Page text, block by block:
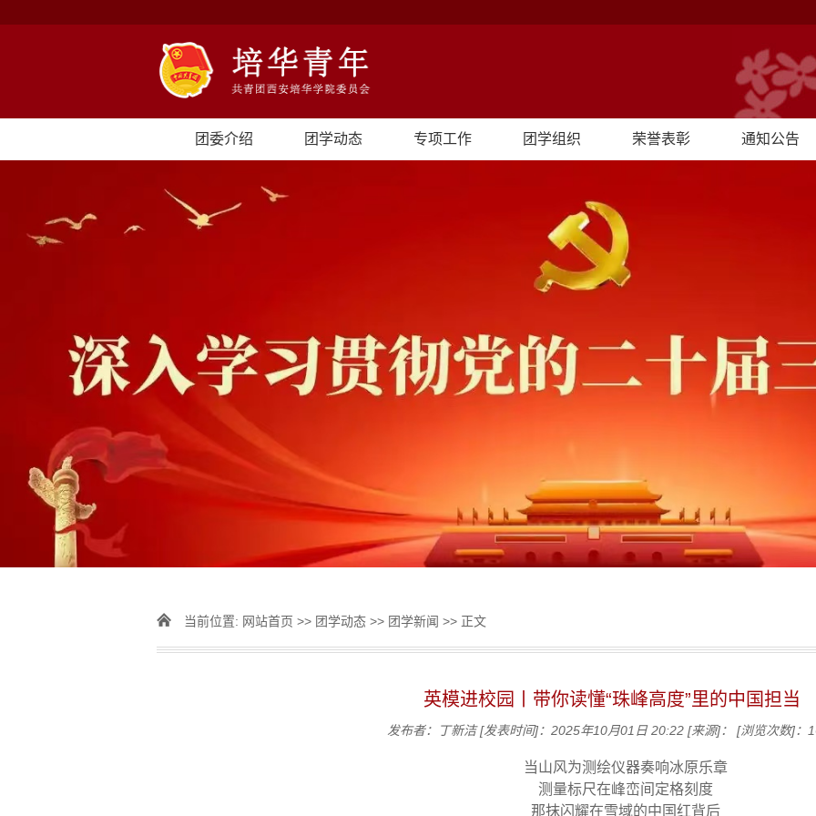
团委介绍 团学动态 专项工作 团学组织 荣誉表彰 通知公告
当前位置: 网站首页 >> 团学动态 >> 团学新闻 >> 正文
英模进校园丨带你读懂“珠峰高度”里的中国担当
发布者：丁新洁 [发表时间]：2025年10月01日 20:22 [来源]： [浏览次数]：
当山风为测绘仪器奏响冰原乐章
测量标尺在峰峦间定格刻度
那抹闪耀在雪域的中国红背后